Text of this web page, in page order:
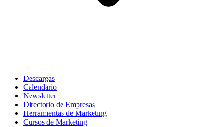
Descargas
Calendario
Newsletter
Directorio de Empresas
Herramientas de Marketing
Cursos de Marketing